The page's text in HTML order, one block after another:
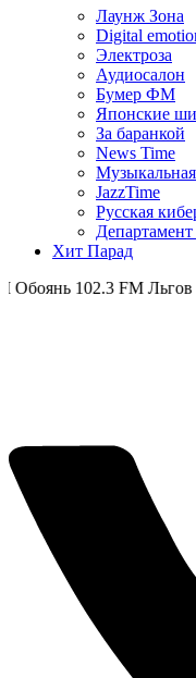
Лаунж Зона
Digital
Электроза
Аудиосалон
Бумер ФМ
Японскиe
За баранкой
News Time
JazzTime
Русская
Хит Парад
102.3 FM Льгов 101.8